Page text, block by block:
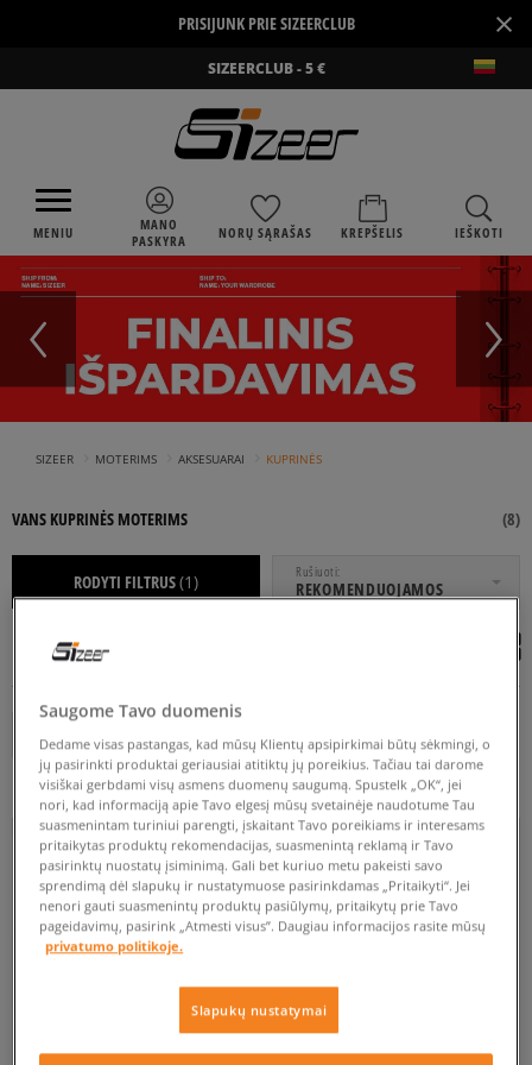
PRISIJUNK PRIE SIZEERCLUB ×
SIZEERCLUB - 5 €
MENIU
MANO
PASKYRA
NORŲ SĄRAŠAS KREPŠELIS IEŠKOTI
SIZEER MOTERIMS AKSESUARAI KUPRINĖS
VANS KUPRINĖS MOTERIMS (8)
RODYTI FILTRUS(1) Rušiuoti
REKOMENDUOJAMOS
NUO IKI
Rodyti daugiau
ADIDAS CHAMPION DICKIES EASTPAK JANSPORT
DAUGIASPALVĖ JUODA MĖLYNA RAUDONA RUDA
NEW
Saugome Tavo duomenis
Dedame visas pastangas, kad mūsų Klientų apsipirkimai būtų sėkmingi, o
jų pasirinkti produktai geriausiai atitiktų jų poreikius. Tačiau tai darome
visiškai gerbdami visų asmens duomenų saugumą. Spustelk „OK“, jei
nori, kad informaciją apie Tavo elgesį mūsų svetainėje naudotume Tau
suasmenintam turiniui parengti, įskaitant Tavo poreikiams ir interesams
pritaikytas produktų rekomendacijas, suasmenintą reklamą ir Tavo
pasirinktų nuostatų įsiminimą. Gali bet kuriuo metu pakeisti savo
sprendimą dėl slapukų ir nustatymuose pasirinkdamas „Pritaikyti“. Jei
nenori gauti suasmenintų produktų pasiūlymų, pritaikytų prie Tavo
pageidavimų, pasirink „Atmesti visus”. Daugiau informacijos rasite mūsų
privatumo politikoje.
Slapukų nustatymai